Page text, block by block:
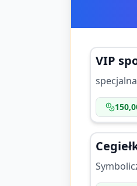
VIP